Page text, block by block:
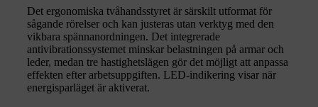
Det ergonomiska tvåhandsstyret är särskilt utformat för
sågande rörelser och kan justeras utan verktyg med den
vikbara spännanordningen. Det integrerade
antivibrationssystemet minskar belastningen på armar och
leder, medan tre hastighetslägen gör det möjligt att anpassa
effekten efter arbetsuppgiften. LED-indikering visar när
energisparläget är aktiverat.